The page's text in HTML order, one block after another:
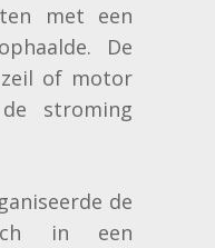
met een
De
of motor
stroming
de
in een